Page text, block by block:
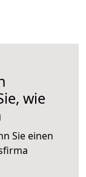
wie
Sie einen